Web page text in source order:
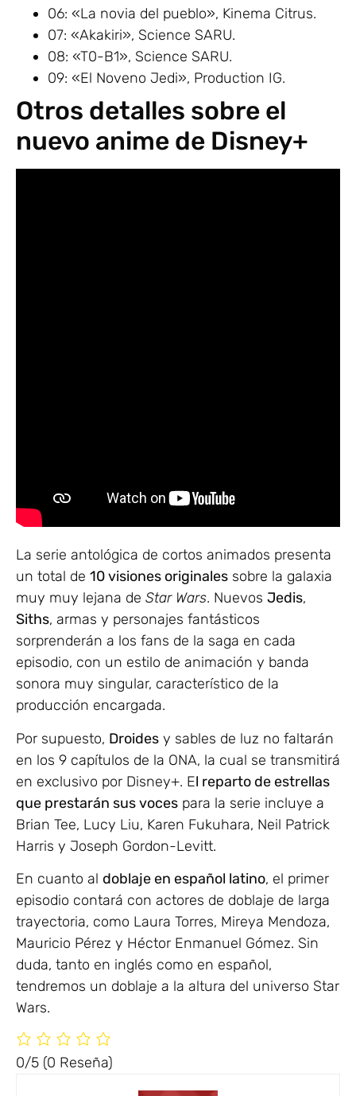
06: «La novia del pueblo», Kinema Citrus.
07: «Akakiri», Science SARU.
08: «T0-B1», Science SARU.
09: «El Noveno Jedi», Production IG.
Otros detalles sobre el
nuevo anime de Disney+
La serie antológica de cortos animados presenta
un total de 10 visiones originales sobre la galaxia
muy muy lejana de Star Wars. Nuevos Jedis,
Siths, armas y personajes fantásticos
sorprenderán a los fans de la saga en cada
episodio, con un estilo de animación y banda
sonora muy singular, característico de la
producción encargada.
Por supuesto, Droides y sables de luz no faltarán
en los 9 capítulos de la ONA, la cual se transmitirá
en exclusivo por Disney+. El reparto de estrellas
que prestarán sus voces para la serie incluye a
Brian Tee, Lucy Liu, Karen Fukuhara, Neil Patrick
Harris y Joseph Gordon-Levitt.
En cuanto al doblaje en español latino, el primer
episodio contará con actores de doblaje de larga
trayectoria, como Laura Torres, Mireya Mendoza,
Mauricio Pérez y Héctor Enmanuel Gómez. Sin
duda, tanto en inglés como en español,
tendremos un doblaje a la altura del universo Star
Wars.
0/5 (0 Reseña)